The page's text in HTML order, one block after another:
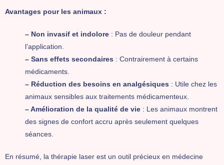
Avantages pour les animaux :
– Non invasif et indolore : Pas de douleur pendant
l’application.
– Sans effets secondaires : Contrairement à certains
médicaments.
– Réduction des besoins en analgésiques : Utile chez les
animaux sensibles aux traitements médicamenteux.
– Amélioration de la qualité de vie : Les animaux montrent
des signes de confort accru après seulement quelques
séances.
En résumé, la thérapie laser est un outil précieux en médecine